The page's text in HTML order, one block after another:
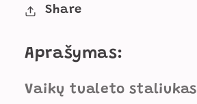
Kėdute
kiekį
kiekį
Share
Aprašymas:
Vaikų tualeto